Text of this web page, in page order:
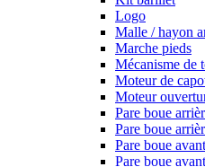
Logo
Malle / hayon
Marche pieds
Mécanisme de
Moteur de
Moteur
Pare boue
Pare boue
Pare boue
Pare boue